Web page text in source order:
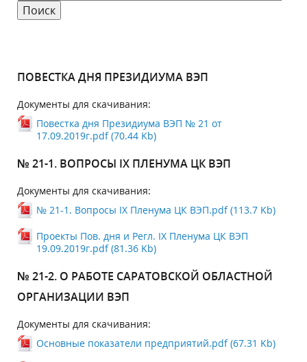
ПОВЕСТКА ДНЯ ПРЕЗИДИУМА ВЭП
Документы для скачивания:
Повестка дня Президиума ВЭП № 21 от
17.09.2019г.pdf (70.44 Kb)
№ 21-1. ВОПРОСЫ IX ПЛЕНУМА ЦК ВЭП
Документы для скачивания:
№ 21-1. Вопросы IX Пленума ЦК ВЭП.pdf (113.7 Kb)
Проекты Пов. дня и Регл. IX Пленума ЦК ВЭП
19.09.2019г.pdf (81.36 Kb)
№ 21-2. О РАБОТЕ САРАТОВСКОЙ ОБЛАСТНОЙ
ОРГАНИЗАЦИИ ВЭП
Документы для скачивания:
Основные показатели предприятий.pdf (67.31 Kb)